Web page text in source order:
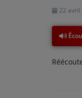
ÉDUCATION AUX
L'INFORMATION
EN QUOI ÇA
ÉCOUTEZ LES
22 avril